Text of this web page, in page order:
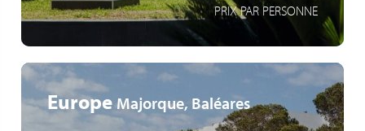
PRIX PAR PERSONNE
Europe Majorque, Baléares